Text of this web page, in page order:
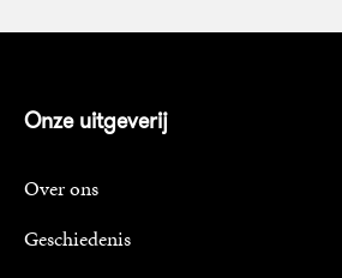
Onze uitgeverij
Over ons
Geschiedenis